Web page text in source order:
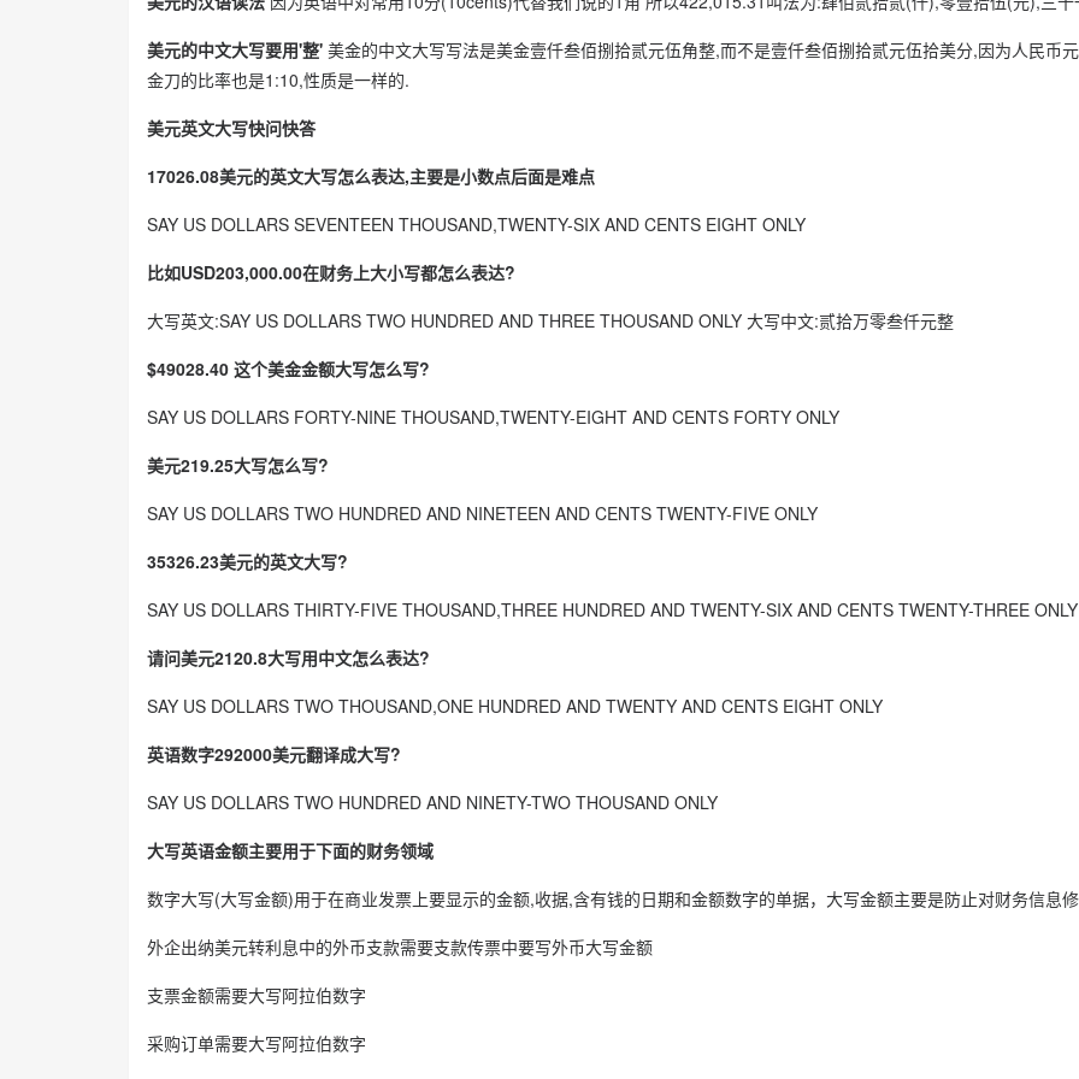
美元的中文大写要用'整' 美金的中文大写写法是美金壹仟叁佰捌拾贰元伍角整,而不是壹仟叁佰捌拾贰元伍拾美分,因为人民币
金刀的比率也是1:10,性质是一样的.
美元英文大写快问快答
17026.08美元的英文大写怎么表达,主要是小数点后面是难点
SAY US DOLLARS SEVENTEEN THOUSAND,TWENTY-SIX AND CENTS EIGHT ONLY
比如USD203,000.00在财务上大小写都怎么表达?
大写英文:SAY US DOLLARS TWO HUNDRED AND THREE THOUSAND ONLY 大写中文:贰拾万零叁仟元整
$49028.40 这个美金金额大写怎么写?
SAY US DOLLARS FORTY-NINE THOUSAND,TWENTY-EIGHT AND CENTS FORTY ONLY
美元219.25大写怎么写?
SAY US DOLLARS TWO HUNDRED AND NINETEEN AND CENTS TWENTY-FIVE ONLY
35326.23美元的英文大写?
SAY US DOLLARS THIRTY-FIVE THOUSAND,THREE HUNDRED AND TWENTY-SIX AND CENTS TWENTY-THREE ONLY
请问美元2120.8大写用中文怎么表达?
SAY US DOLLARS TWO THOUSAND,ONE HUNDRED AND TWENTY AND CENTS EIGHT ONLY
英语数字292000美元翻译成大写?
SAY US DOLLARS TWO HUNDRED AND NINETY-TWO THOUSAND ONLY
大写英语金额主要用于下面的财务领域
数字大写(大写金额)用于在商业发票上要显示的金额,收据,含有钱的日期和金额数字的单据，大写金额主要是防止对财务信息
外企出纳美元转利息中的外币支款需要支款传票中要写外币大写金额
支票金额需要大写阿拉伯数字
采购订单需要大写阿拉伯数字